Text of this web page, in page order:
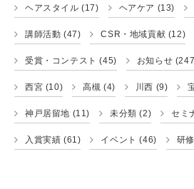
ヘアスタイル (17) ヘアケア (13)
講師活動 (47) CSR・地域貢献 (12)
受賞・コンテスト (45) お知らせ
西宮 (10) 高槻 (4) 川西 (9)
神戸居留地 (11) 未分類 (2) セミ
入賞実績 (61) イベント (46) 研修